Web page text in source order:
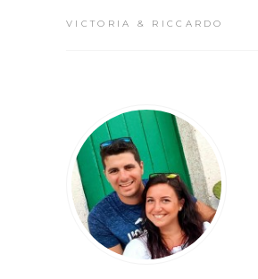
VICTORIA & RICCARDO